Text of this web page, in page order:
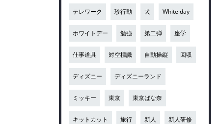
テレワーク 珍行動 犬 White day
ホワイトデー 勉強 第二弾 座学
仕事道具 対空標識 自動操縦 回収
ディズニー ディズニーランド
ミッキー 東京 東京ばな奈
キットカット 旅行 新人 新人研修